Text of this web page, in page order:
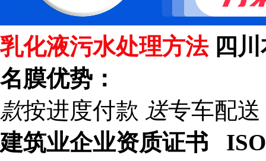
乳化液污水处理方法 四
名膜优势：
款按进度付款 送专车配送
建筑业企业资质证书